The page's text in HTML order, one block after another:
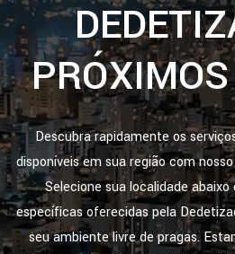
Descubra rapidamente os
disponíveis em sua região com
Selecione sua localidade
específicas oferecidas pela
seu ambiente livre de pragas.